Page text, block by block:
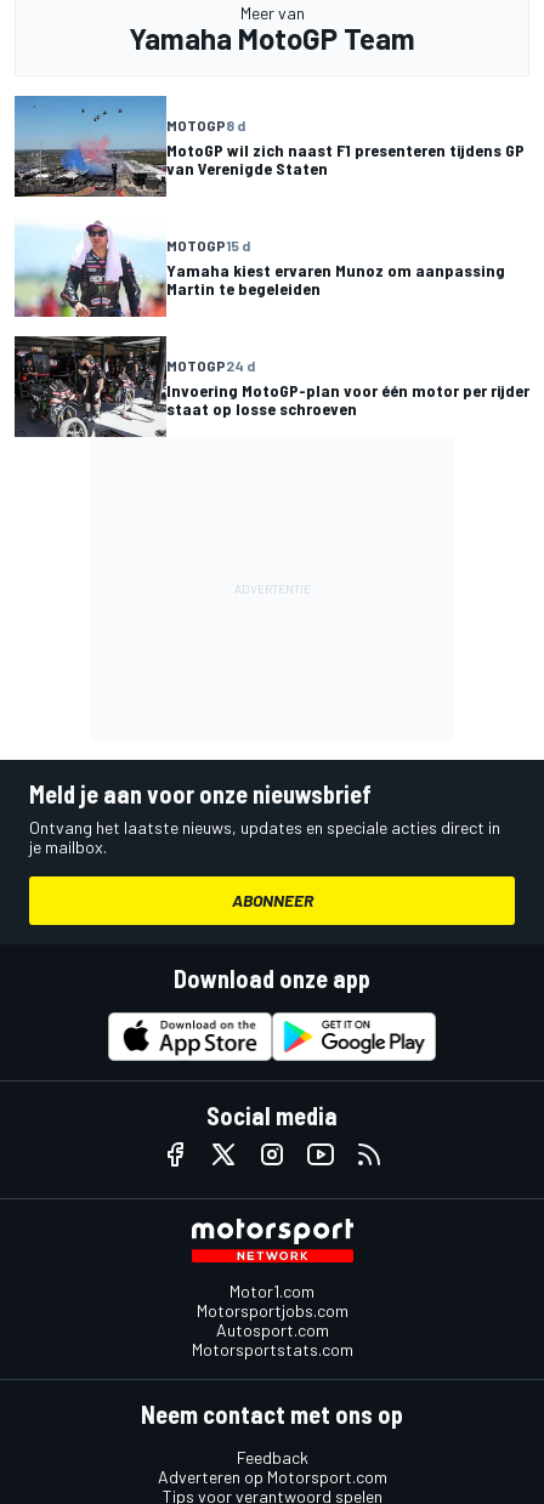
Meer van
Yamaha MotoGP Team
MOTOGP8 d
MotoGP wil zich naast F1 presenteren tijdens GP
van Verenigde Staten
MOTOGP15 d
Yamaha kiest ervaren Munoz om aanpassing
Martin te begeleiden
MOTOGP24 d
Invoering MotoGP-plan voor één motor per rijder
staat op losse schroeven
Meld je aan voor onze nieuwsbrief
Ontvang het laatste nieuws, updates en speciale acties direct in
je mailbox.
ABONNEER
Download onze app
Social media
Motor1.com
Motorsportjobs.com
Autosport.com
Motorsportstats.com
Neem contact met ons op
Feedback
Adverteren op Motorsport.com
Tips voor verantwoord spelen